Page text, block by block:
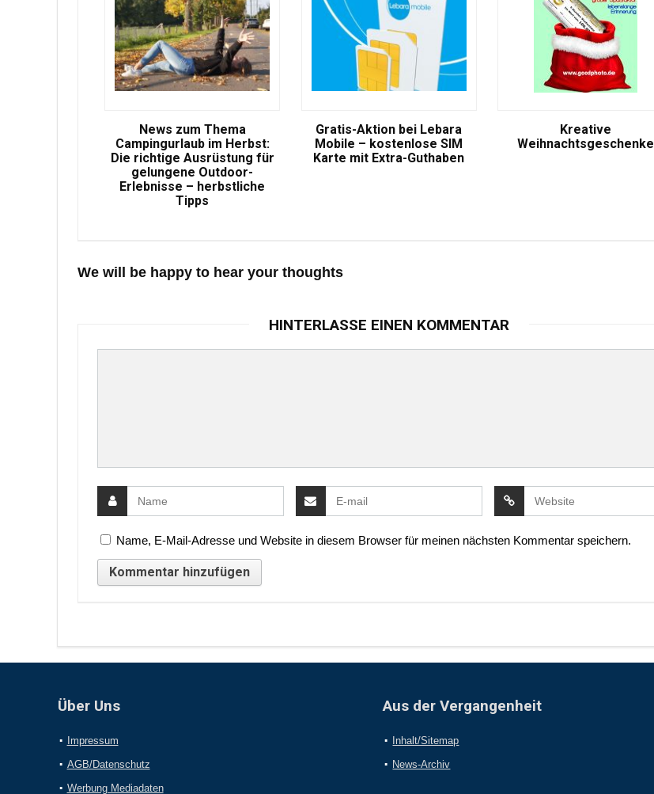
News zum Thema
Campingurlaub im Herbst:
Die richtige Ausrüstung für
gelungene Outdoor-
Erlebnisse – herbstliche
Tipps
Gratis-Aktion bei Lebara
Mobile – kostenlose SIM
Karte mit Extra-Guthaben
Kreative
Weihnachtsgeschenke
We will be happy to hear your thoughts
HINTERLASSE EINEN KOMMENTAR
Name, E-Mail-Adresse und Website in diesem Browser für meinen nächsten Kommentar speichern.
Über Uns
Impressum
AGB/Datenschutz
Werbung Mediadaten
Aus der Vergangenheit
Inhalt/Sitemap
News-Archiv